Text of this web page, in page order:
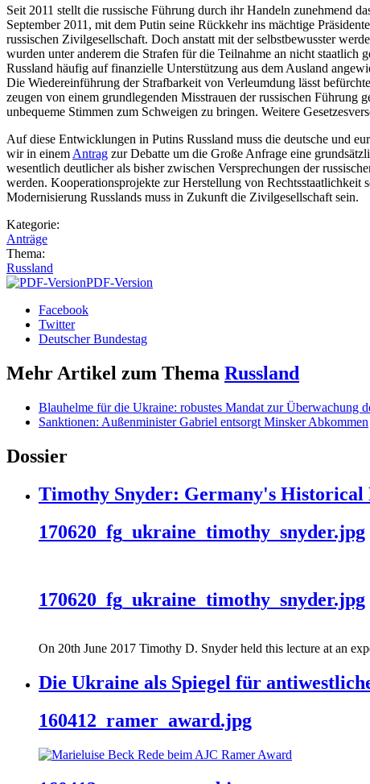
Seit 2011 stellt die russische Führung durch ihr Handeln zunehmend
September 2011, mit dem Putin seine Rückkehr ins mächtige
russischen Zivilgesellschaft. Doch anstatt mit der selbstbewusster
wurden unter anderem die Strafen für die Teilnahme an nicht staatlich
Russland häufig auf finanzielle Unterstützung aus dem Ausland
Die Wiedereinführung der Strafbarkeit von Verleumdung lässt
zeugen von einem grundlegenden Misstrauen der russischen
unbequeme Stimmen zum Schweigen zu bringen. Weitere
Auf diese Entwicklungen in Putins Russland muss die deutsche und
wir in einem Antrag zur Debatte um die Große Anfrage eine
wesentlich deutlicher als bisher zwischen Versprechungen der
werden. Kooperationsprojekte zur Herstellung von Rechtsstaatlichkeit
Modernisierung Russlands muss in Zukunft die Zivilgesellschaft sein.
Kategorie:
Anträge
Thema:
Russland
PDF-Version
Facebook
Twitter
Deutscher Bundestag
Mehr Artikel zum Thema Russland
Blauhelme für die Ukraine: robustes Mandat zur Überwachung
Sanktionen: Außenminister Gabriel entsorgt Minsker Abkommen
Dossier
Timothy Snyder: Germany's
170620_fg_ukraine_timothy_snyder.jpg
170620_fg_ukraine_timothy_snyder.jpg
On 20th June 2017 Timothy D. Snyder held this lecture at an
Die Ukraine als Spiegel für
160412_ramer_award.jpg